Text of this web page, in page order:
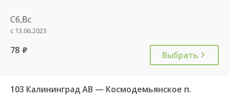
Сб,Вс
с 13.06.2023
78 руб. Выбрать
103 Калининград АВ — Космодемьянское п.